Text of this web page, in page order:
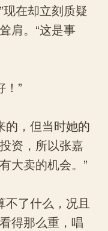
在却立刻质疑
肩。“这是事
”
，但当时她的
资，所以张嘉
大卖的机会。”
了什么，况且
得那么重，唱